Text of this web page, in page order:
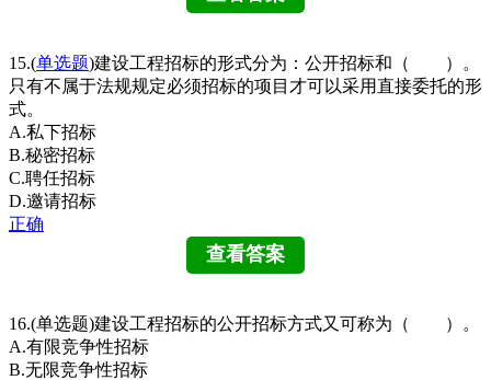
15.(单选题)建设工程招标的形式分为：公开招标和（ ）。
只有不属于法规规定必须招标的项目才可以采用直接委托的形
式。
A.私下招标
B.秘密招标
C.聘任招标
D.邀请招标
正确
16.(单选题)建设工程招标的公开招标方式又可称为（ ）。
A.有限竞争性招标
B.无限竞争性招标